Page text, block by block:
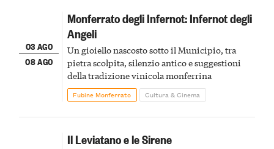
03 AGO
08 AGO
Monferrato degli Infernot: Infernot degli
Angeli
Un gioiello nascosto sotto il Municipio, tra
pietra scolpita, silenzio antico e suggestioni
della tradizione vinicola monferrina
Fubine Monferrato Cultura & Cinema
Il Leviatano e le Sirene